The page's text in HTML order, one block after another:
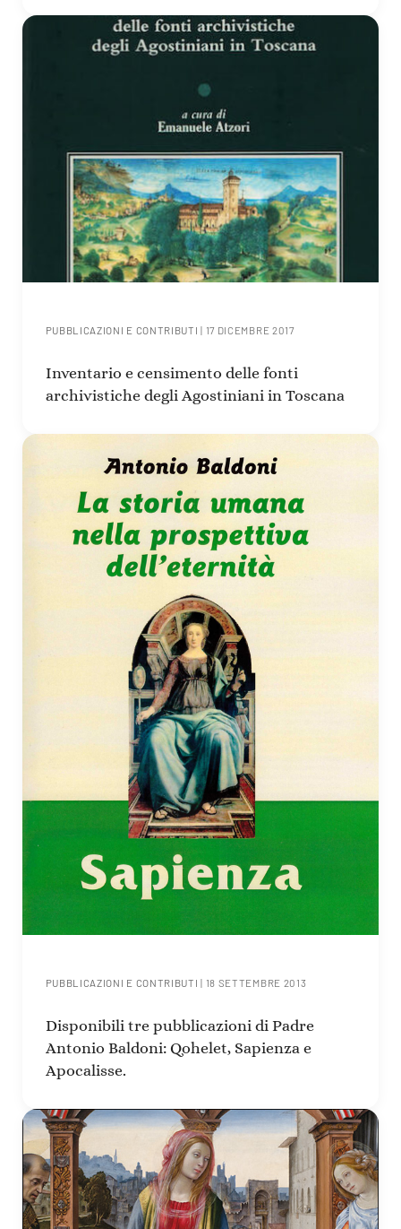
PUBBLICAZIONI E CONTRIBUTI | 17 DICEMBRE 2017
Inventario e censimento delle fonti
archivistiche degli Agostiniani in Toscana
PUBBLICAZIONI E CONTRIBUTI | 18 SETTEMBRE 2013
Disponibili tre pubblicazioni di Padre
Antonio Baldoni: Qohelet, Sapienza e
Apocalisse.